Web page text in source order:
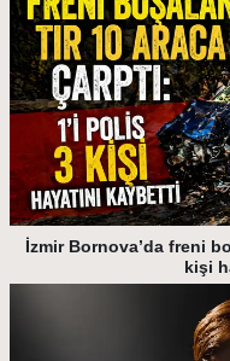
İzmir Bornova’da freni
kişi